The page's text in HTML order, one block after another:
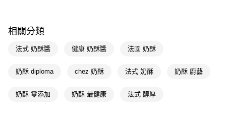
１．簡單：不需註冊會員、不需綁卡、不需儲值。
３．安心：先確認商品／服務後，再付款。
１．於結帳方式選擇「AFTEE先享後付」後，將跳轉至「AFTEE先享後付」
２．訂單成立數日內，您將收到繳費通知簡訊。
宅配(廠商直送🚚)
每筆NT$100，滿NT$590(含以上)免運費
相關分類
法式 奶酥醬 健康 奶酥醬 法國 奶酥
奶酥 diploma chez 奶酥 法式 奶酥 奶酥 廚藝
奶酥 零添加 奶酥 最健康 法式 醇厚